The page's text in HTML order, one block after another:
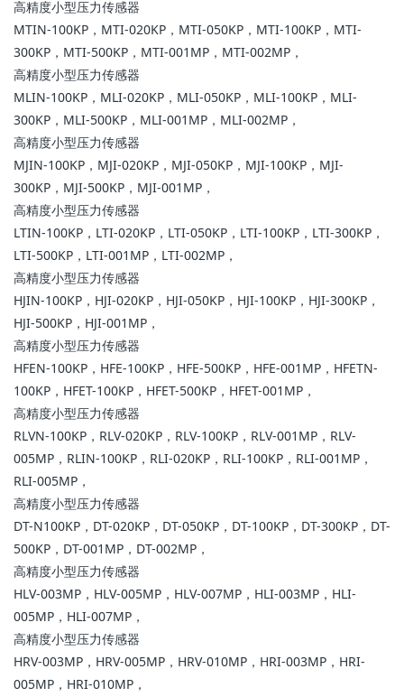
高精度小型压力传感器
MTIN-100KP，MTI-020KP，MTI-050KP，MTI-100KP，MTI-
300KP，MTI-500KP，MTI-001MP，MTI-002MP，
高精度小型压力传感器
MLIN-100KP，MLI-020KP，MLI-050KP，MLI-100KP，MLI-
300KP，MLI-500KP，MLI-001MP，MLI-002MP，
高精度小型压力传感器
MJIN-100KP，MJI-020KP，MJI-050KP，MJI-100KP，MJI-
300KP，MJI-500KP，MJI-001MP，
高精度小型压力传感器
LTIN-100KP，LTI-020KP，LTI-050KP，LTI-100KP，LTI-300KP，
LTI-500KP，LTI-001MP，LTI-002MP，
高精度小型压力传感器
HJIN-100KP，HJI-020KP，HJI-050KP，HJI-100KP，HJI-300KP，
HJI-500KP，HJI-001MP，
高精度小型压力传感器
HFEN-100KP，HFE-100KP，HFE-500KP，HFE-001MP，HFETN-
100KP，HFET-100KP，HFET-500KP，HFET-001MP，
高精度小型压力传感器
RLVN-100KP，RLV-020KP，RLV-100KP，RLV-001MP，RLV-
005MP，RLIN-100KP，RLI-020KP，RLI-100KP，RLI-001MP，
RLI-005MP，
高精度小型压力传感器
DT-N100KP，DT-020KP，DT-050KP，DT-100KP，DT-300KP，DT-
500KP，DT-001MP，DT-002MP，
高精度小型压力传感器
HLV-003MP，HLV-005MP，HLV-007MP，HLI-003MP，HLI-
005MP，HLI-007MP，
高精度小型压力传感器
HRV-003MP，HRV-005MP，HRV-010MP，HRI-003MP，HRI-
005MP，HRI-010MP，